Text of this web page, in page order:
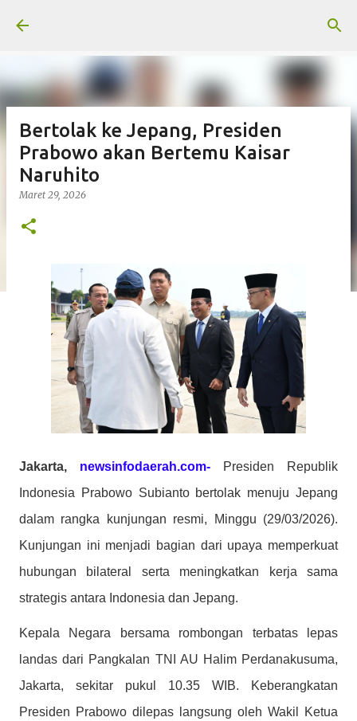
Bertolak ke Jepang, Presiden
Prabowo akan Bertemu Kaisar
Naruhito
Maret 29, 2026
Jakarta, newsinfodaerah.com- Presiden Republik
Indonesia Prabowo Subianto bertolak menuju Jepang
dalam rangka kunjungan resmi, Minggu (29/03/2026).
Kunjungan ini menjadi bagian dari upaya memperkuat
hubungan bilateral serta meningkatkan kerja sama
strategis antara Indonesia dan Jepang.
Kepala Negara bersama rombongan terbatas lepas
landas dari Pangkalan TNI AU Halim Perdanakusuma,
Jakarta, sekitar pukul 10.35 WIB. Keberangkatan
Presiden Prabowo dilepas langsung oleh Wakil Ketua